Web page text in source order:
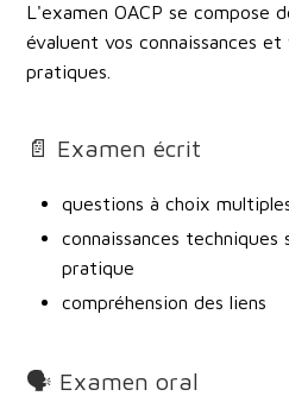
L'examen OACP se compose
évaluent vos connaissances
pratiques.
📄 Examen écrit
questions à choix
connaissances
pratique
compréhension des liens
🗣️ Examen oral